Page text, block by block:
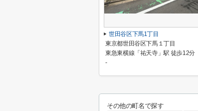
世田谷区下馬1丁目
東京都世田谷区下馬１丁目
東急東横線「祐天寺」駅 徒歩12分
-
その他の町名で探す